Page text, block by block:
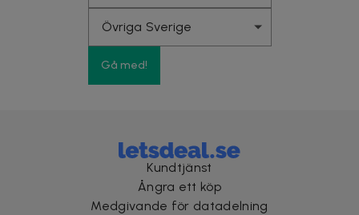
Gå med!
Kundtjänst
Ångra ett köp
Medgivande för datadelning